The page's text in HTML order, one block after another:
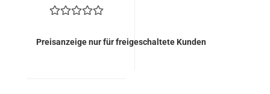
= 170,00 EURO)
Preisanzeige nur für freigeschaltete Kunden